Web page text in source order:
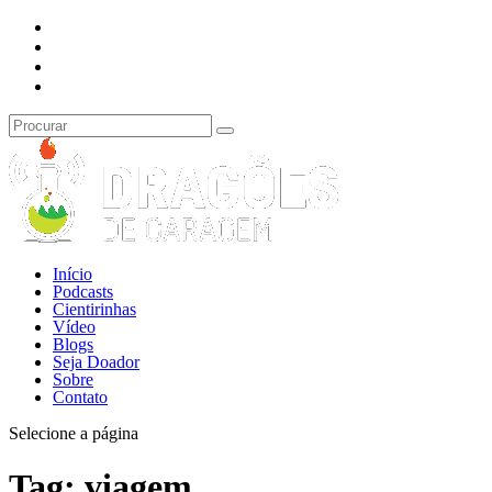
Início
Podcasts
Cientirinhas
Vídeo
Blogs
Seja Doador
Sobre
Contato
Selecione a página